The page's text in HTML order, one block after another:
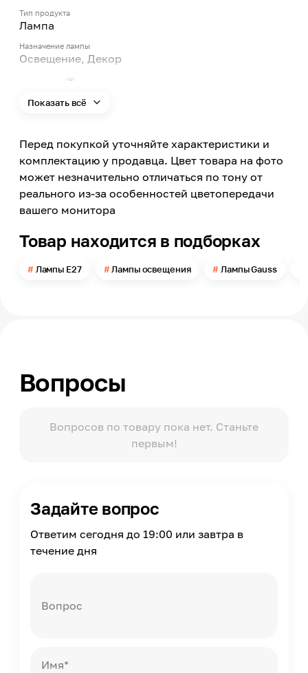
Тип продукта
Лампа
Назначение лампы
Освещение, Декор
E27
Тип ламп
Филаментный
220
4100
Дневной белый
Тип колбы
Прочее
Матовая
Степень защиты по ГОСТ 14254
Диаметр
140
Страна производства
Показать всё
Перед покупкой уточняйте характеристики и
комплектацию у продавца. Цвет товара на фото
может незначительно отличаться по тону от
реального из-за особенностей цветопередачи
вашего монитора
Товар находится в подборках
Лампы E27 Лампы освещения Лампы Gauss
Вопросы
Вопросов по товару пока нет. Станьте
первым!
Задайте вопрос
Ответим сегодня до 19:00 или завтра в
течение дня
Вопрос
Имя*